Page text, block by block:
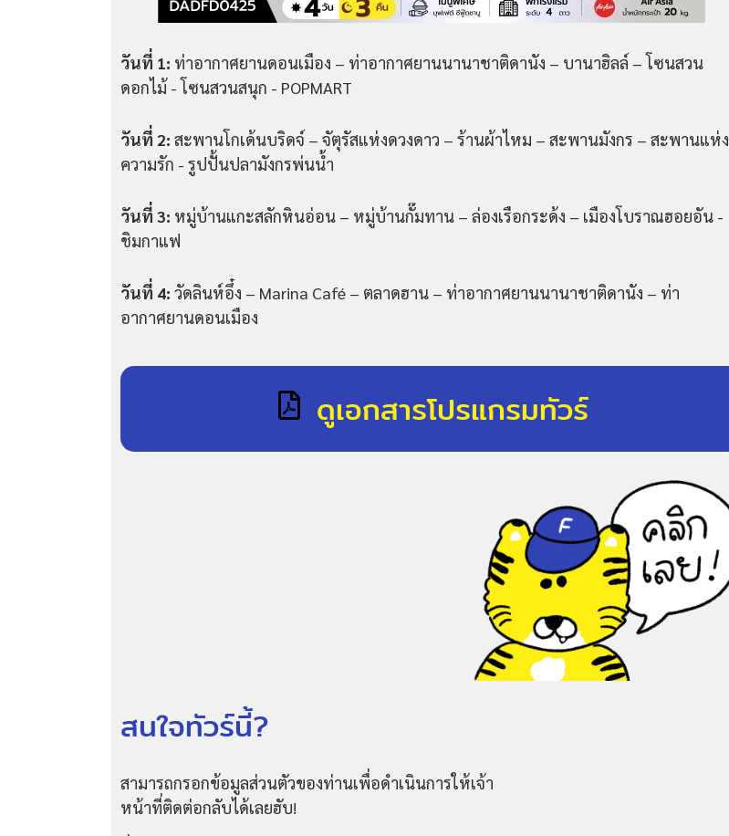
วันที่ 1: ท่าอากาศยานดอนเมือง – ท่าอากาศยานนานาชาติดานัง – บานาฮิลล์ – โซนสวน
ดอกไม้ - โซนสวนสนุก - POPMART
วันที่ 2: สะพานโกเด้นบริดจ์ – จัตุรัสแห่งดวงดาว – ร้านผ้าไหม – สะพานมังกร – สะพานแห่ง
ความรัก - รูปปั้นปลามังกรพ่นน้ำ
วันที่ 3: หมู่บ้านแกะสลักหินอ่อน – หมู่บ้านกั๊มทาน – ล่องเรือกระด้ง – เมืองโบราณฮอยอัน -
ชิมกาแฟ
วันที่ 4: วัดลินห์อึ๋ง – Marina Café – ตลาดฮาน – ท่าอากาศยานนานาชาติดานัง – ท่า
อากาศยานดอนเมือง
ดูเอกสารโปรแกรมทัวร์
สนใจทัวร์นี้?
สามารถกรอกข้อมูลส่วนตัวของท่านเพื่อดำเนินการให้เจ้า
หน้าที่ติดต่อกลับได้เลยฮับ!